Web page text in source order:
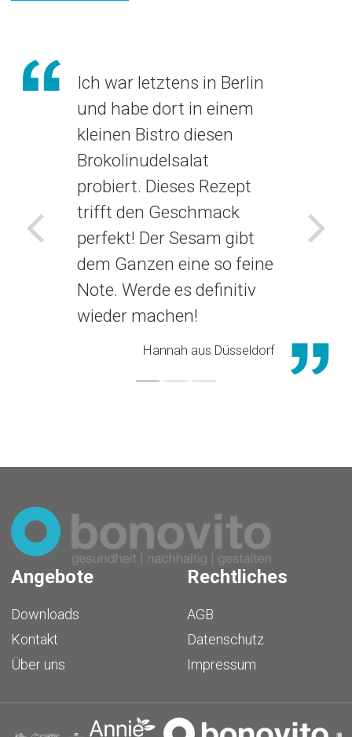
Ich war letztens in Berlin
und habe dort in einem
kleinen Bistro diesen
Brokolinudelsalat
probiert. Dieses Rezept
trifft den Geschmack
perfekt! Der Sesam gibt
dem Ganzen eine so feine
Note. Werde es definitiv
wieder machen!
Hannah aus Düsseldorf
Voriges
Angebote
Downloads
Kontakt
Über uns
Rechtliches
AGB
Datenschutz
Impressum